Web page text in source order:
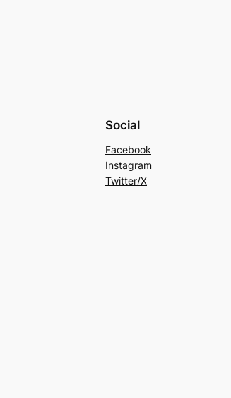
Social
Facebook
Instagram
Twitter/X